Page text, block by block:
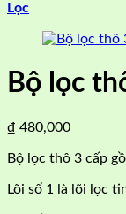
Lọc
Bộ lọc
₫ 480,000
Bộ lọc thô 3 cấp
Lõi số 1 là lõi lọc